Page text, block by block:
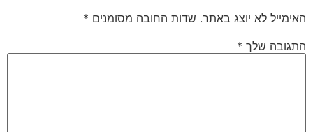
האימייל לא יוצג באתר. שדות החובה מסומנים *
התגובה שלך *